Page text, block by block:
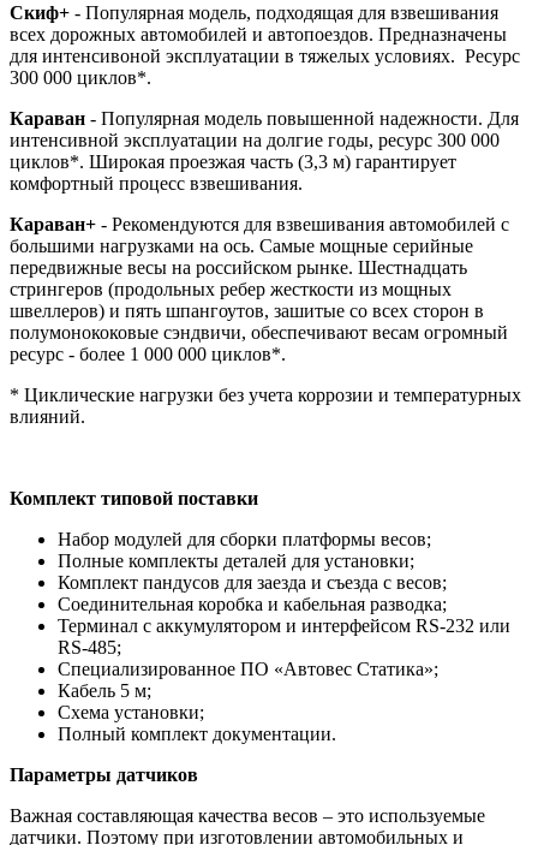
Скиф+ - Популярная модель, подходящая для взвешивания
всех дорожных автомобилей и автопоездов. Предназначены
для интенсивоной эксплуатации в тяжелых условиях. Ресурс
300 000 циклов*.
Караван - Популярная модель повышенной надежности. Для
интенсивной эксплуатации на долгие годы, ресурс 300 000
циклов*. Широкая проезжая часть (3,3 м) гарантирует
комфортный процесс взвешивания.
Караван+ - Рекомендуются для взвешивания автомобилей с
большими нагрузками на ось. Самые мощные серийные
передвижные весы на российском рынке. Шестнадцать
стрингеров (продольных ребер жесткости из мощных
швеллеров) и пять шпангоутов, зашитые со всех сторон в
полумонококовые сэндвичи, обеспечивают весам огромный
ресурс - более 1 000 000 циклов*.
* Циклические нагрузки без учета коррозии и температурных
влияний.
Комплект типовой поставки
Набор модулей для сборки платформы весов;
Полные комплекты деталей для установки;
Комплект пандусов для заезда и съезда с весов;
Соединительная коробка и кабельная разводка;
Терминал с аккумулятором и интерфейсом RS-232 или
RS-485;
Специализированное ПО «Автовес Статика»;
Кабель 5 м;
Схема установки;
Полный комплект документации.
Параметры датчиков
Важная составляющая качества весов – это используемые
датчики. Поэтому при изготовлении автомобильных и